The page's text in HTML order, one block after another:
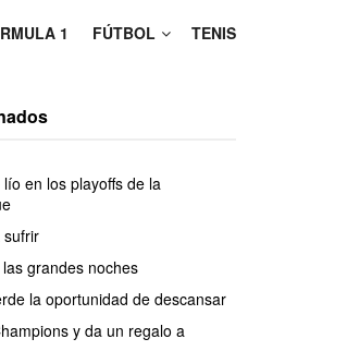
1 FÚTBOL TENIS
en los playoffs de la
sufrir
grandes noches
la oportunidad de descansar
y da un regalo a